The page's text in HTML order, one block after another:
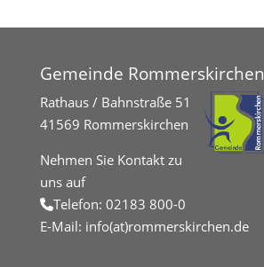
Gemeinde Rommerskirchen
Rathaus / Bahnstraße 51
41569 Rommerskirchen
Nehmen Sie Kontakt zu
uns auf
Telefon: 02183 800-0
E-Mail: info(at)rommerskirchen.de